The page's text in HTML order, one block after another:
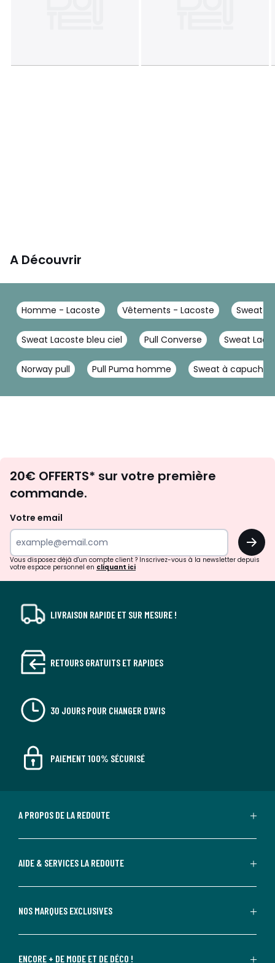
A Découvrir
Homme - Lacoste Vêtements - Lacoste Sweat -
Sweat Lacoste bleu ciel Pull Converse Sweat
Norway pull Pull Puma homme Sweat à capuche
d'inspirations
surprises?
20€ OFFERTS* sur votre première
commande.
Votre email
OK
Vous disposez déjà d'un compte client ? Inscrivez-vous à la newsletter depuis
votre espace personnel en cliquant ici
LIVRAISON RAPIDE ET SUR MESURE !
RETOURS GRATUITS ET RAPIDES
30 JOURS POUR CHANGER D'AVIS
PAIEMENT 100% SÉCURISÉ
A PROPOS DE LA REDOUTE
AIDE & SERVICES LA REDOUTE
NOS MARQUES EXCLUSIVES
ENCORE + DE MODE ET DE DÉCO !